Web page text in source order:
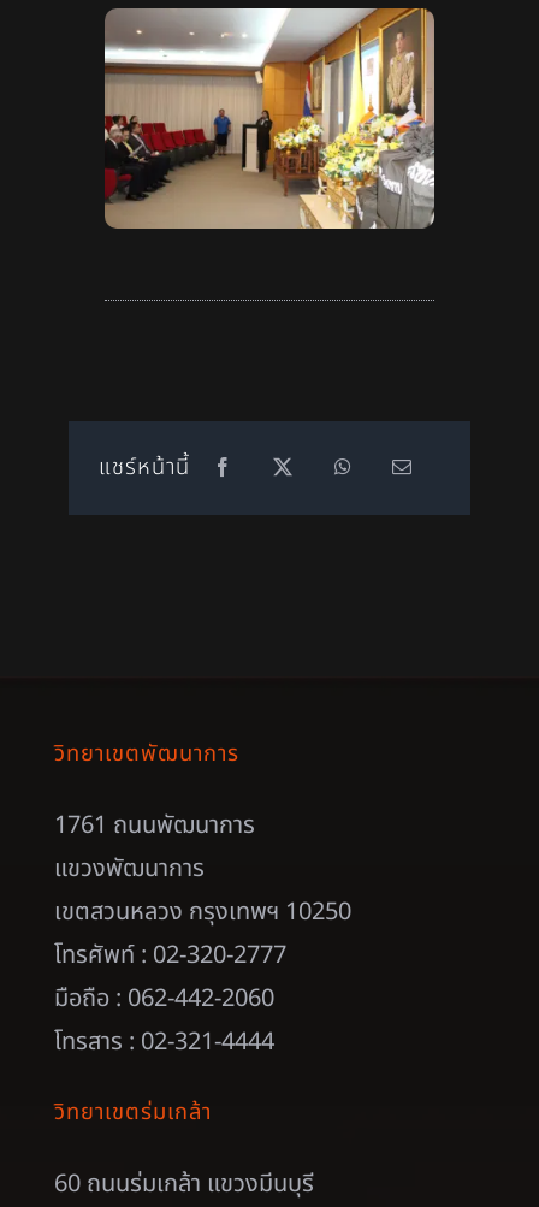
แชร์หน้านี้
วิทยาเขตพัฒนาการ
1761 ถนนพัฒนาการ
แขวงพัฒนาการ
เขตสวนหลวง กรุงเทพฯ 10250
โทรศัพท์ : 02-320-2777
มือถือ : 062-442-2060
โทรสาร : 02-321-4444
วิทยาเขตร่มเกล้า
60 ถนนร่มเกล้า แขวงมีนบุรี